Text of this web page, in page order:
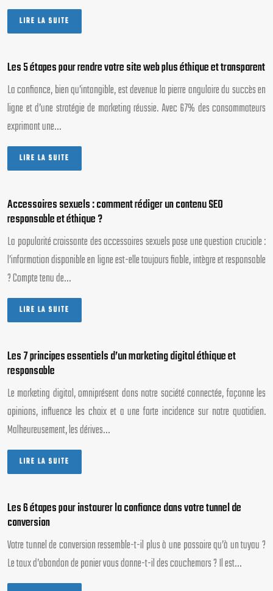
LIRE LA SUITE
Les 5 étapes pour rendre votre site web plus éthique et transparent
La confiance, bien qu’intangible, est devenue la pierre angulaire du succès en
ligne et d’une stratégie de marketing réussie. Avec 67% des consommateurs
exprimant une…
LIRE LA SUITE
Accessoires sexuels : comment rédiger un contenu SEO
responsable et éthique ?
La popularité croissante des accessoires sexuels pose une question cruciale :
l’information disponible en ligne est-elle toujours fiable, intègre et responsable
? Compte tenu de…
LIRE LA SUITE
Les 7 principes essentiels d’un marketing digital éthique et
responsable
Le marketing digital, omniprésent dans notre société connectée, façonne les
opinions, influence les choix et a une forte incidence sur notre quotidien.
Malheureusement, les dérives…
LIRE LA SUITE
Les 6 étapes pour instaurer la confiance dans votre tunnel de
conversion
Votre tunnel de conversion ressemble-t-il plus à une passoire qu’à un tuyau ?
Le taux d’abandon de panier vous donne-t-il des cauchemars ? Il est…